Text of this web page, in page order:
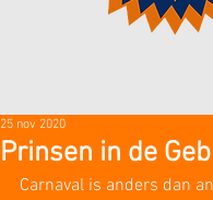
Prinsen in de
25 nov 2020
Carnaval is anders dan